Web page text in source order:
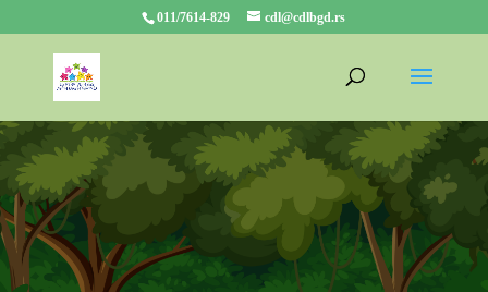
011/7614-829 cdl@cdlbgd.rs